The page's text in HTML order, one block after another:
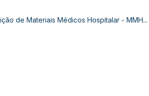
de Materiais Médicos Hospitalar - MMH...